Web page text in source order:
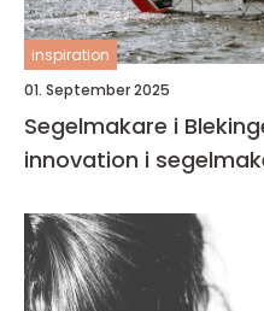
inspiration
01. September 2025
Segelmakare i
innovation i